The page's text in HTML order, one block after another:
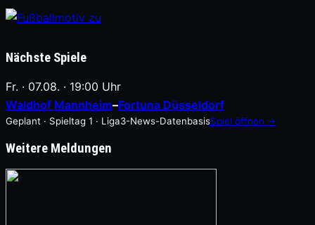
Nächste Spiele
Fr. · 07.08. · 19:00 Uhr
Waldhof Mannheim–Fortuna Düsseldorf
Geplant · Spieltag 1 · Liga3-News-DatenbasisSpiel öffnen →
Weitere Meldungen